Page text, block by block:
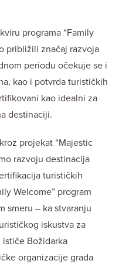
programa “Family
približili značaj razvoja
periodu očekuje se i
kao i potvrda turističkih
kao idealni za
destinaciji.
projekat “Majestic
razvoju destinacija
turističkih
Welcome” program
smeru – ka stvaranju
iskustva za
Božidarka
organizacije grada